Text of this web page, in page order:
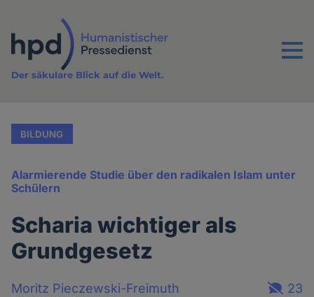
Inhalt
Menu
Der säkulare Blick auf die Welt.
BILDUNG
Alarmierende Studie über den radikalen Islam unter
Schülern
Scharia wichtiger als
Grundgesetz
Moritz Pieczewski-Freimuth
23